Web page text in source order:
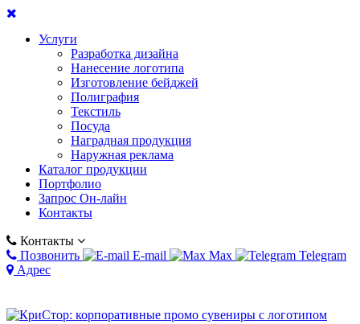
Услуги
Разработка дизайна
Нанесение логотипа
Изготовление бейджей
Полиграфия
Текстиль
Посуда
Наградная продукция
Наружная реклама
Каталог продукции
Портфолио
Запрос Он-лайн
Контакты
Контакты
Позвонить
E-mail Max
Telegram
Адрес